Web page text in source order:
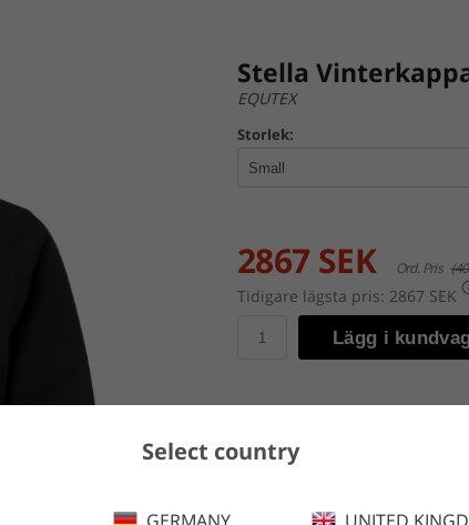
Select country
Stella
EQUTEX
Storlek:
2867 SEK Ord. Pris
Tidigare lägsta pris: 2867 SEK
Lägg i
lättviktsvaddering och håller